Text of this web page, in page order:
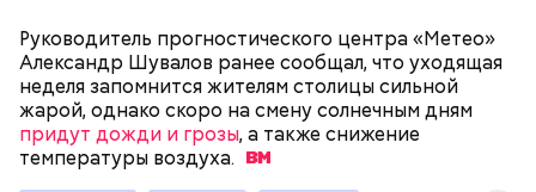
Руководитель прогностического центра «Метео»
Александр Шувалов ранее сообщал, что уходящая
неделя запомнится жителям столицы сильной
жарой, однако скоро на смену солнечным дням
придут дожди и грозы, а также снижение
температуры воздуха.